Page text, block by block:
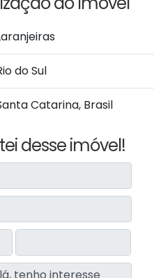
do Sul
Catarina, Brasil
desse imóvel!